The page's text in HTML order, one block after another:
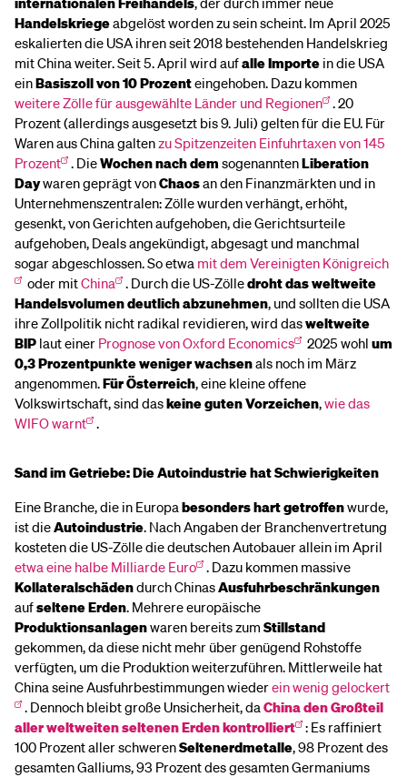
Handelskriegeabgelöst worden zu sein scheint. Im April 2025
eskalierten die USA ihren seit 2018 bestehenden Handelskrieg
mit China weiter. Seit 5. April wird aufalle Importe in die USA
einBasiszoll von 10 Prozenteingehoben. Dazu kommen
weitere Zölle für ausgewählte Länder und Regionen . 20
Prozent (allerdings ausgesetzt bis 9. Juli) gelten für die EU. Für
Waren aus China galtenzu Spitzenzeiten Einfuhrtaxen von 145
Prozent . DieWochen nach dem sogenanntenLiberation
Daywaren geprägt vonChaosan den Finanzmärkten und in
Unternehmenszentralen: Zölle wurden verhängt, erhöht,
gesenkt, von Gerichten aufgehoben, die Gerichtsurteile
aufgehoben, Deals angekündigt, abgesagt und manchmal
sogar abgeschlossen. So etwa mit dem Vereinigten Königreich
oder mitChina . Durch die US-Zölledroht das weltweite
Handelsvolumen deutlich abzunehmen, und sollten die USA
ihre Zollpolitik nicht radikal revidieren, wird dasweltweite
BIP laut einer Prognose von Oxford Economics 2025 wohl um
0,3 Prozentpunkte weniger wachsenals noch im März
angenommen.Für Österreich, eine kleine offene
Volkswirtschaft, sind daskeine guten Vorzeichen,wie das
WIFO warnt .
Sand im Getriebe: Die Autoindustrie hat Schwierigkeiten
Eine Branche, die in Europabesonders hart getroffenwurde,
ist dieAutoindustrie. Nach Angaben der Branchenvertretung
kosteten die US-Zölle die deutschen Autobauer allein im April
etwa eine halbe Milliarde Euro . Dazu kommen massive
Kollateralschädendurch ChinasAusfuhrbeschränkungen
aufseltene Erden. Mehrere europäische
Produktionsanlagenwaren bereits zum Stillstand
gekommen, da diese nicht mehr über genügend Rohstoffe
verfügten, um die Produktion weiterzuführen. Mittlerweile hat
China seine Ausfuhrbestimmungen wiederein wenig gelockert
. Dennoch bleibt große Unsicherheit, daChina den Großteil
aller weltweiten seltenen Erden kontrolliert : Es raffiniert
100 Prozentaller schwerenSeltenerdmetalle, 98 Prozent des
gesamten Galliums, 93 Prozent des gesamten Germaniums